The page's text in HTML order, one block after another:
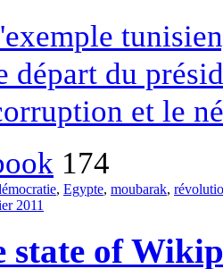
départ du
et le
174
, Egypte, moubarak,
2011
state of